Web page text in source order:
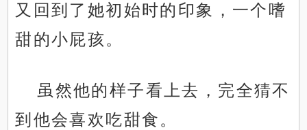
又回到了她初始时的印象，一个嗜
甜的小屁孩。
虽然他的样子看上去，完全猜不
到他会喜欢吃甜食。